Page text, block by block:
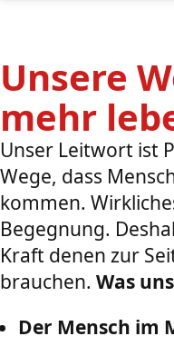
Unsere
mehr
Unser Leitwort ist
Wege, dass
kommen.
Begegnung.
Kraft denen zur
brauchen. Was
Der Mensch im